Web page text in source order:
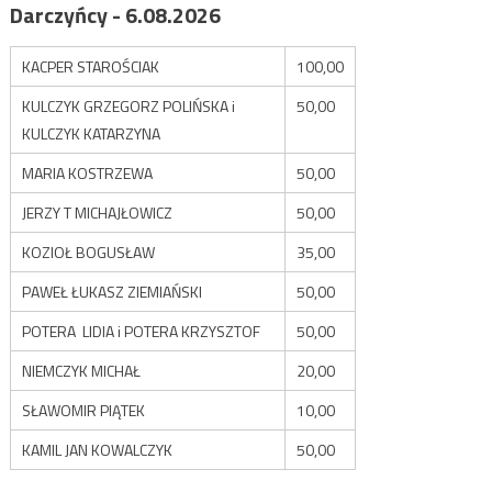
Darczyńcy - 6.08.2026
KACPER STAROŚCIAK
100,00
KULCZYK GRZEGORZ POLIŃSKA i
KULCZYK KATARZYNA
50,00
MARIA KOSTRZEWA
50,00
JERZY T MICHAJŁOWICZ
50,00
KOZIOŁ BOGUSŁAW
35,00
PAWEŁ ŁUKASZ ZIEMIAŃSKI
50,00
POTERA LIDIA i POTERA KRZYSZTOF
50,00
NIEMCZYK MICHAŁ
20,00
SŁAWOMIR PIĄTEK
10,00
KAMIL JAN KOWALCZYK
50,00